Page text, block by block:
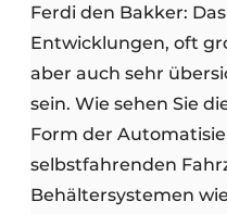
Ferdi den Bakker:
Entwicklungen, oft
aber auch sehr
sein. Wie sehen Sie
Form der
selbstfahrenden
Behältersystemen